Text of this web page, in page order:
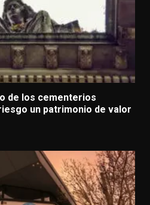
de los cementerios
un patrimonio de valor